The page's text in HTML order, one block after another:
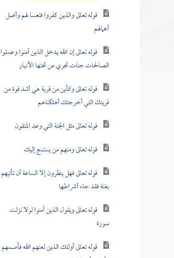
قوله تعالى والذين كفروا فتعسا لهم وأضل
أعمالهم
قوله تعالى إن الله يدخل الذين آمنوا وعملوا
الصالحات جنات تجري من تحتها الأنهار
قوله تعالى وكأين من قرية هي أشد قوة من
قريتك التي أخرجتك أهلكناهم
قوله تعالى مثل الجنة التي وعد المتقون
قوله تعالى ومنهم من يستمع إليك
قوله تعالى فهل ينظرون إلا الساعة أن تأتيهم
بغتة فقد جاء أشراطها
قوله تعالى ويقول الذين آمنوا لولا نزلت
سورة
قوله تعالى أولئك الذين لعنهم الله فأصمهم